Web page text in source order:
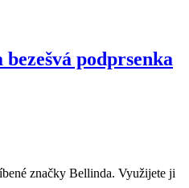
podprsenka
značky Bellinda. Využijete ji